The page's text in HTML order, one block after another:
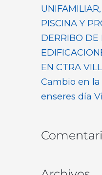
PISCINA Y
DERRIBO DE
EN CTRA
Cambio en
enseres día